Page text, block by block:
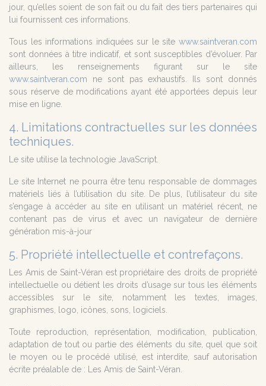
jour, qu’elles soient de son fait ou du fait des tiers partenaires qui
lui fournissent ces informations.
Tous les informations indiquées sur le site www.saintveran.com
sont données à titre indicatif, et sont susceptibles d’évoluer. Par
ailleurs, les renseignements figurant sur le site
www.saintveran.com ne sont pas exhaustifs. Ils sont donnés
sous réserve de modifications ayant été apportées depuis leur
mise en ligne.
4. Limitations contractuelles sur les données
techniques.
Le site utilise la technologie JavaScript.
Le site Internet ne pourra être tenu responsable de dommages
matériels liés à l’utilisation du site. De plus, l’utilisateur du site
s’engage à accéder au site en utilisant un matériel récent, ne
contenant pas de virus et avec un navigateur de dernière
génération mis-à-jour
5. Propriété intellectuelle et contrefaçons.
Les Amis de Saint-Véran est propriétaire des droits de propriété
intellectuelle ou détient les droits d’usage sur tous les éléments
accessibles sur le site, notamment les textes, images,
graphismes, logo, icônes, sons, logiciels.
Toute reproduction, représentation, modification, publication,
adaptation de tout ou partie des éléments du site, quel que soit
le moyen ou le procédé utilisé, est interdite, sauf autorisation
écrite préalable de : Les Amis de Saint-Véran.